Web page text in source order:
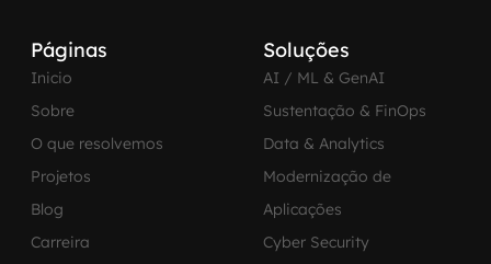
Páginas
Inicio
Sobre
O que resolvemos
Projetos
Blog
Carreira
Soluções
AI / ML & GenAI
Sustentação & FinOps
Data & Analytics
Modernização de
Aplicações
Cyber Security